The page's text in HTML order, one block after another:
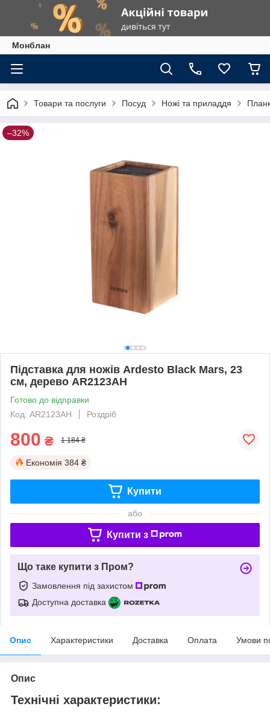
Монблан
Товари та послуги Посуд Ножі та приладдя
–32%
Підставка для ножів Ardesto Black Mars, 23
см, дерево AR2123AH
Готово до відправки
Код: AR2123AH
Роздріб
800 ₴ 1 184 ₴
Економія 384 ₴
Купити
або
Купити з
Що таке купити з Пром?
Замовлення під захистом
Доступна доставка
Опис Характеристики Доставка Оплата Умови
Опис
Технічні характеристики: